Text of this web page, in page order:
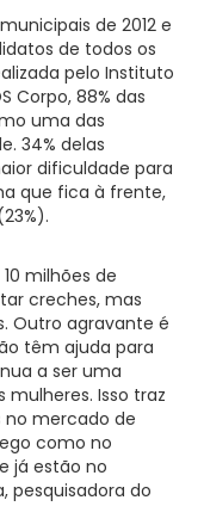
de 2012 e
de todos os
pelo Instituto
Corpo, 88% das
uma das
34% delas
dificuldade para
que fica à frente,
milhões de
creches, mas
Outro agravante é
têm ajuda para
a ser uma
mulheres. Isso traz
no mercado de
como no
já estão no
pesquisadora do